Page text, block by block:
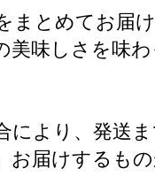
まとめてお届
美味しさを味わ
により、発送
お届けするも